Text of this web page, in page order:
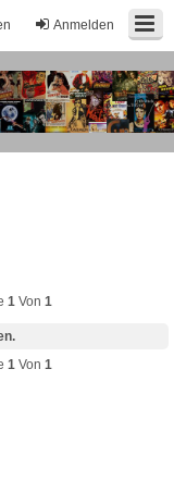
Anmelden
1Von 1
1Von 1